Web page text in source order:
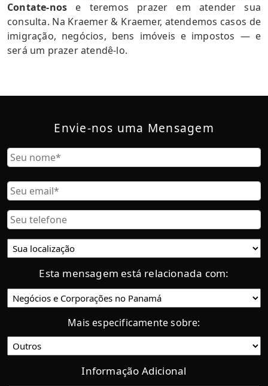
Contate-nos e teremos prazer em atender sua
consulta. Na Kraemer & Kraemer, atendemos casos de
imigração, negócios, bens imóveis e impostos — e
será um prazer atendê-lo.
Envie-nos uma Mensagem
Nombre
Correo
Electrónico
Teléfono
Ubicación
actual:
Esta mensagem está relacionada com:
Categoría
Mais especificamente sobre:
Informação Adicional